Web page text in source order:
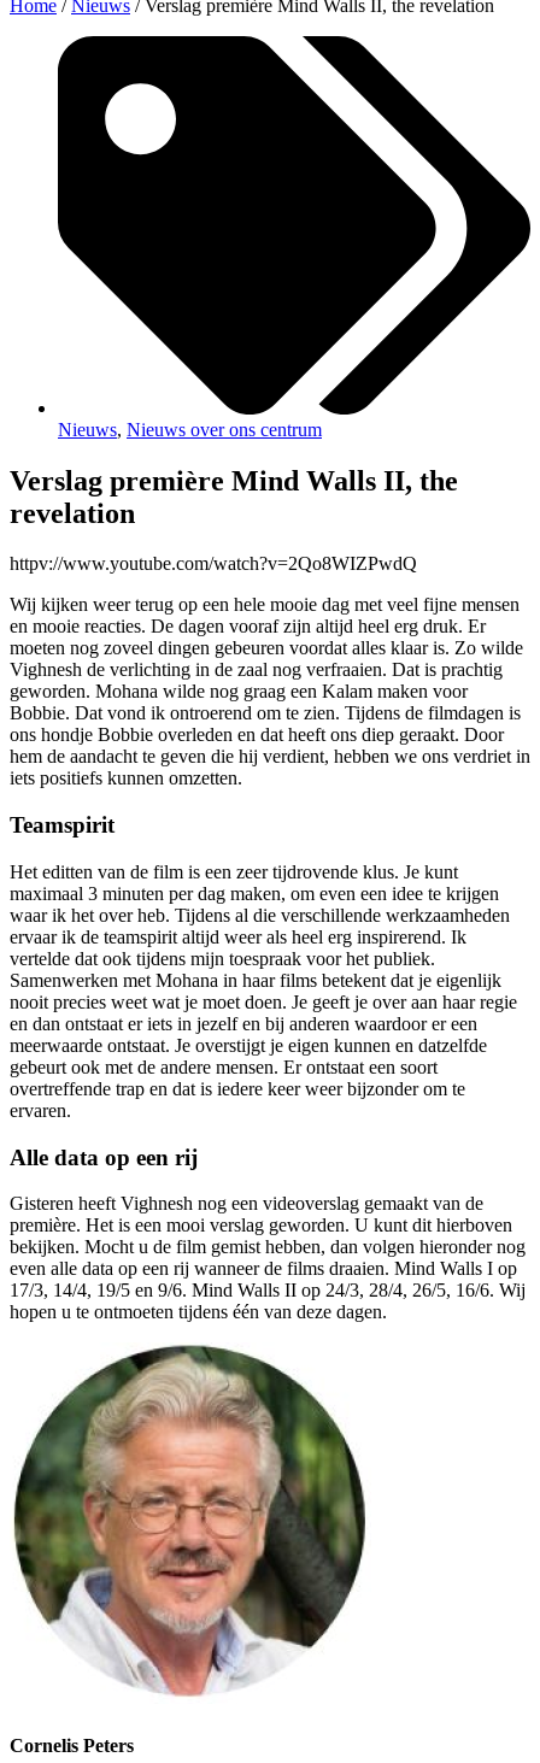
Home /Nieuws /Verslag première Mind Walls II, the revelation
Nieuws, Nieuws over ons centrum
Verslag première Mind Walls II, the
revelation
httpv://www.youtube.com/watch?v=2Qo8WIZPwdQ
Wij kijken weer terug op een hele mooie dag met veel fijne mensen
en mooie reacties. De dagen vooraf zijn altijd heel erg druk. Er
moeten nog zoveel dingen gebeuren voordat alles klaar is. Zo wilde
Vighnesh de verlichting in de zaal nog verfraaien. Dat is prachtig
geworden. Mohana wilde nog graag een Kalam maken voor
Bobbie. Dat vond ik ontroerend om te zien. Tijdens de filmdagen is
ons hondje Bobbie overleden en dat heeft ons diep geraakt. Door
hem de aandacht te geven die hij verdient, hebben we ons verdriet in
iets positiefs kunnen omzetten.
Teamspirit
Het editten van de film is een zeer tijdrovende klus. Je kunt
maximaal 3 minuten per dag maken, om even een idee te krijgen
waar ik het over heb. Tijdens al die verschillende werkzaamheden
ervaar ik de teamspirit altijd weer als heel erg inspirerend. Ik
vertelde dat ook tijdens mijn toespraak voor het publiek.
Samenwerken met Mohana in haar films betekent dat je eigenlijk
nooit precies weet wat je moet doen. Je geeft je over aan haar regie
en dan ontstaat er iets in jezelf en bij anderen waardoor er een
meerwaarde ontstaat. Je overstijgt je eigen kunnen en datzelfde
gebeurt ook met de andere mensen. Er ontstaat een soort
overtreffende trap en dat is iedere keer weer bijzonder om te
ervaren.
Alle data op een rij
Gisteren heeft Vighnesh nog een videoverslag gemaakt van de
première. Het is een mooi verslag geworden. U kunt dit hierboven
bekijken. Mocht u de film gemist hebben, dan volgen hieronder nog
even alle data op een rij wanneer de films draaien. Mind Walls I op
17/3, 14/4, 19/5 en 9/6. Mind Walls II op 24/3, 28/4, 26/5, 16/6. Wij
hopen u te ontmoeten tijdens één van deze dagen.
Cornelis Peters